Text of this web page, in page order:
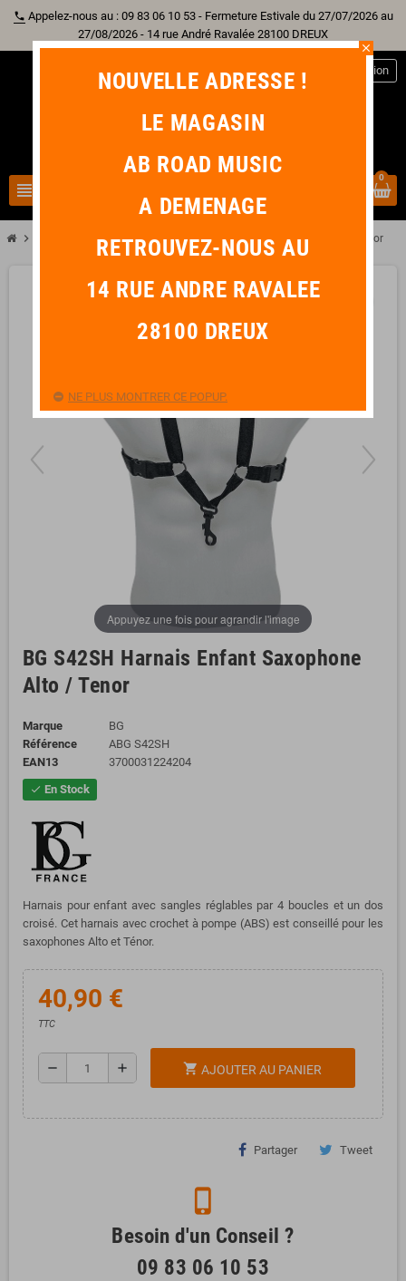
phone Appelez-nous au : 09 83 06 10 53 - Fermeture Estivale du 27/07/2026 au
27/08/2026 - 14 rue André Ravalée 28100 DREUX
view_headline
Connexion
0
chevron_right Autre Instrumentchevron_right BG S42SH Harnais Enfant Saxophone Alto / Tenor
Appuyez une fois pour agrandir l'image
BG S42SH Harnais Enfant Saxophone
Alto / Tenor
Marque
BG
Référence
ABG S42SH
EAN13
3700031224204
check En Stock
Harnais pour enfant avec sangles réglables par 4 boucles et un dos
croisé. Cet harnais avec crochet à pompe (ABS) est conseillé pour les
saxophones Alto et Ténor.
40,90 €
TTC
remove add shopping_cart AJOUTER AU PANIER
Partager Tweet
phone_iphone
Besoin d'un Conseil ?
09 83 06 10 53
close
NOUVELLE ADRESSE !
LE MAGASIN
AB ROAD MUSIC
A DEMENAGE
RETROUVEZ-NOUS AU
14 RUE ANDRE RAVALEE
28100 DREUX
NE PLUS MONTRER CE POPUP.